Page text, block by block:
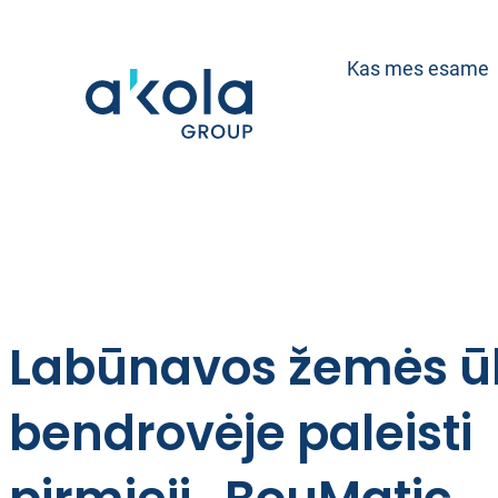
Kas mes esame
Labūnavos žemės
bendrovėje paleisti